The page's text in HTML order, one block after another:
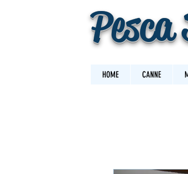
HOME CANNE